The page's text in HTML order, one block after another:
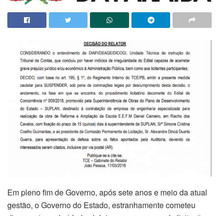
Em pleno fim de Governo, após sete anos e meio da atual
gestão, o Governo do Estado, estranhamente cometeu